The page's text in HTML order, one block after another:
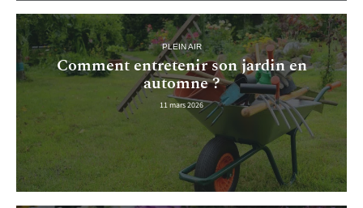
PLEIN AIR
Comment entretenir son jardin en
automne ?
11 mars 2026